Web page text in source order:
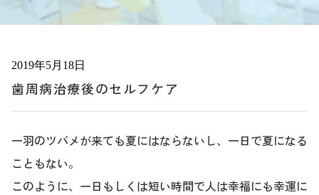
2019年5月18日
歯周病治療後のセルフケア
一羽のツバメが来ても夏にはならないし、一日で夏になる
こともない。
このように、一日もしくは短い時間で人は幸福にも幸運に